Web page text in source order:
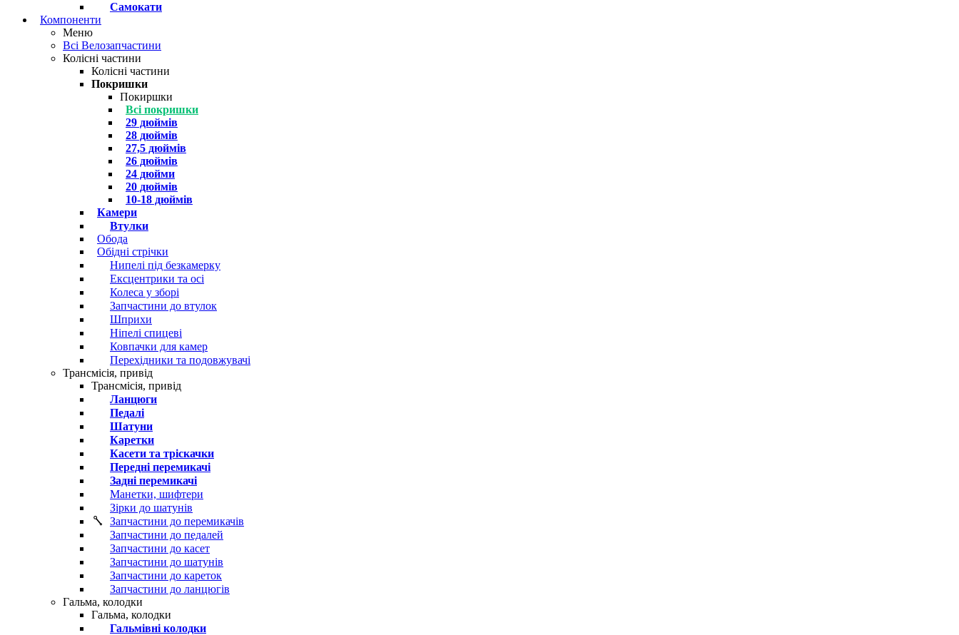
Самокати
Компоненти
Меню
Всі Велозапчастини
Колісні частини
Колісні частини
Покришки
Покиршки
Всі покришки
29 дюймів
28 дюймів
27,5 дюймів
26 дюймів
24 дюйми
20 дюймів
10-18 дюймів
Камери
Втулки
Обода
Обідні стрічки
Нипелі під безкамерку
Ексцентрики та осі
Колеса у зборі
Запчастини до втулок
Шприхи
Ніпелі спицеві
Ковпачки для камер
Перехідники та подовжувачі
Трансмісія, привід
Трансмісія, привід
Ланцюги
Педалі
Шатуни
Каретки
Касети та тріскачки
Передні перемикачі
Задні перемикачі
Манетки, шифтери
Зірки до шатунів
Запчастини до перемикачів
Запчастини до педалей
Запчастини до касет
Запчастини до шатунів
Запчастини до кареток
Запчастини до ланцюгів
Гальма, колодки
Гальма, колодки
Гальмівні колодки